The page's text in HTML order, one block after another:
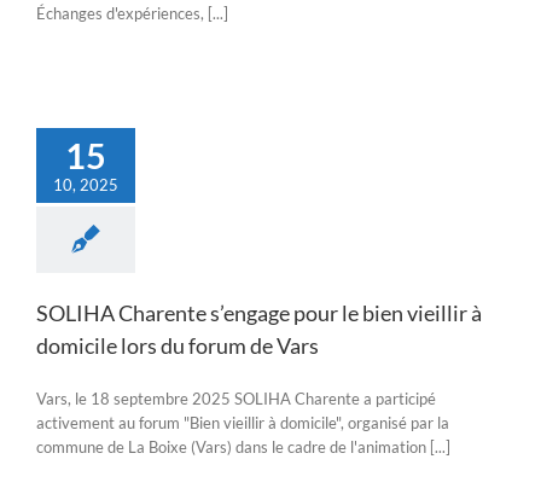
Échanges d'expériences, [...]
15
10, 2025
SOLIHA Charente s’engage pour le bien vieillir à
domicile lors du forum de Vars
Vars, le 18 septembre 2025 SOLIHA Charente a participé
activement au forum "Bien vieillir à domicile", organisé par la
commune de La Boixe (Vars) dans le cadre de l'animation [...]